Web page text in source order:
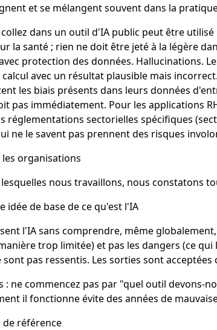
et se mélangent souvent dans la
dans un outil d'IA public peut être
la santé ; rien ne doit être jeté à la légère
protection des données. Hallucinations.
avec un résultat plausible mais
les biais présents dans leurs données
pas immédiatement. Pour les applications
réglementations sectorielles spécifiques
ne le savent pas prennent des risques
organisations
nous travaillons, nous constatons
idée de base de ce qu'est l'IA
l'IA sans comprendre, même
trop limitée) et pas les dangers (ce
pas ressentis. Les sorties sont
: ne commencez pas par "quel outil devons-
il fonctionne évite des années de
de référence